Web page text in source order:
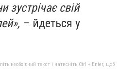
зустрічає свій
– йдеться у
необхідний текст і натисніть Ctrl + Enter, щоб